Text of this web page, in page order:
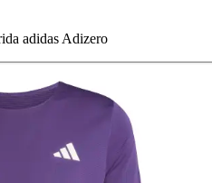
adidas Adizero